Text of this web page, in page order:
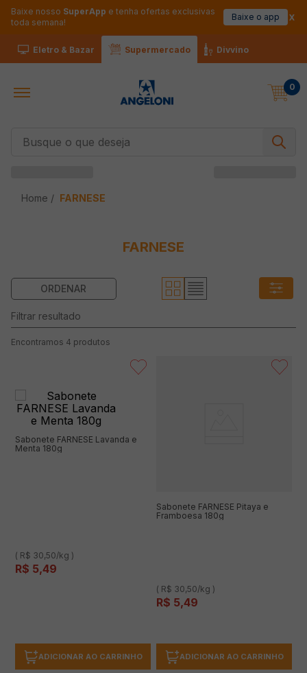
Baixe nosso SuperApp e tenha ofertas exclusivas
toda semana!
Baixe o app
Eletro & Bazar Supermercado Divvino
0
FARNESE
FARNESE
4 produtos
Sabonete FARNESE Lavanda e
Menta 180g
( R$ 30,50/kg )
R$ 5,49
ADICIONAR AO CARRINHO
Sabonete FARNESE Pitaya e
Framboesa 180g
( R$ 30,50/kg )
R$ 5,49
ADICIONAR AO CARRINHO